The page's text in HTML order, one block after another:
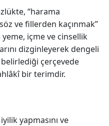
“harama
ve fillerden kaçınmak”
yeme, içme ve cinsellik
dizginleyerek dengeli
çerçevede
bir terimdir.
yapmasını ve